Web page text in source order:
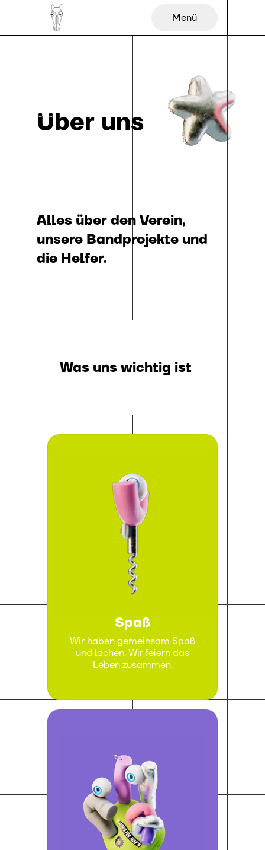
Menü
Über uns
Alles über den Verein,
unsere Bandprojekte und
die Helfer.
Was uns wichtig ist
Spaß
Wir haben gemeinsam Spaß
und lachen. Wir feiern das
Leben zusammen.